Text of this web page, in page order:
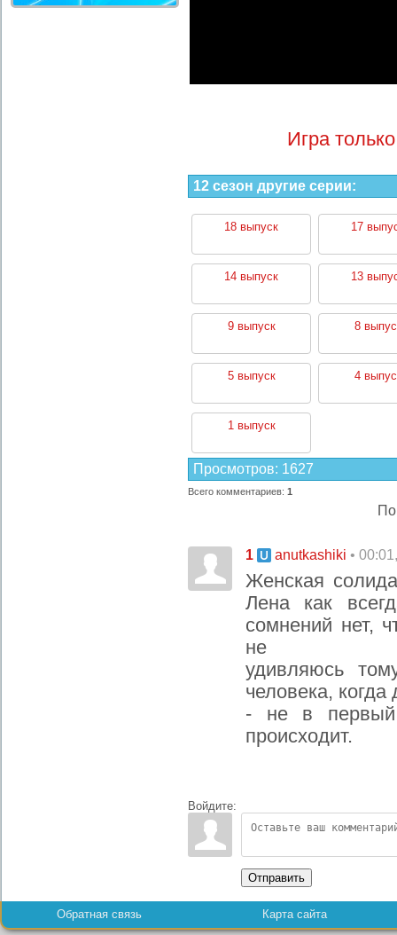
Игра
12 сезон другие серии:
18 выпуск 17
14 выпуск 13
9 выпуск 8
5 выпуск 4
1 выпуск
Просмотров: 1627
Всего комментариев: 1
1 anutkashiki •
Женская
Лена как
сомнений нет,
не
удивляюсь
человека,
- не в
происходит.
Войдите:
Отправить
Обратная связь Карта сайта